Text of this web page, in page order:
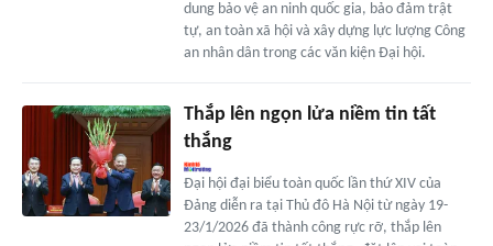
dung bảo vệ an ninh quốc gia, bảo đảm trật
tự, an toàn xã hội và xây dựng lực lượng Công
an nhân dân trong các văn kiện Đại hội.
Thắp lên ngọn lửa niềm tin tất
thắng
Đại hội đại biểu toàn quốc lần thứ XIV của
Đảng diễn ra tại Thủ đô Hà Nội từ ngày 19-
23/1/2026 đã thành công rực rỡ, thắp lên